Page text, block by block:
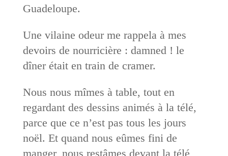
Guadeloupe.
Une vilaine odeur me rappela à mes
devoirs de nourricière : damned ! le
dîner était en train de cramer.
Nous nous mîmes à table, tout en
regardant des dessins animés à la télé,
parce que ce n’est pas tous les jours
noël. Et quand nous eûmes fini de
manger, nous restâmes devant la télé,